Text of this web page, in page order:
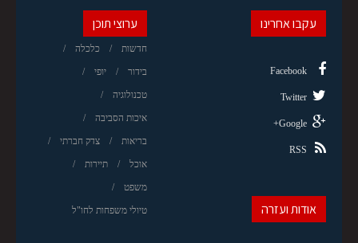
ערוצי תוכן
חדשות כלכלה
בידור יופי
טכנולוגיה
איכות הסביבה
בריאות צדק חברתי
אוכל תיירות
משפט
טיולי משפחות לחו"ל
עקבו אחרינו
Facebook
Twitter
Google+
RSS
אודות ועזרה